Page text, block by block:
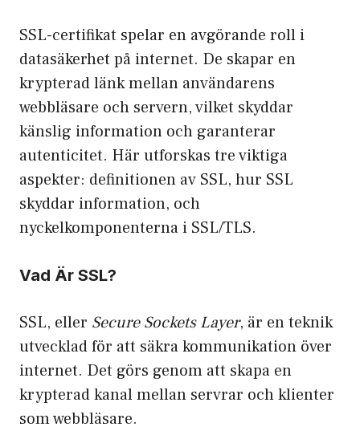
SSL-certifikat spelar en avgörande roll i
datasäkerhet på internet. De skapar en
krypterad länk mellan användarens
webbläsare och servern, vilket skyddar
känslig information och garanterar
autenticitet. Här utforskas tre viktiga
aspekter: definitionen av SSL, hur SSL
skyddar information, och
nyckelkomponenterna i SSL/TLS.
Vad Är SSL?
SSL, eller Secure Sockets Layer, är en teknik
utvecklad för att säkra kommunikation över
internet. Det görs genom att skapa en
krypterad kanal mellan servrar och klienter
som webbläsare.